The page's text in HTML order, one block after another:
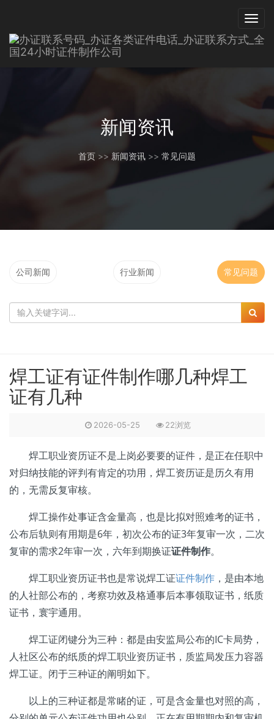
新闻资讯
首页 >> 新闻资讯 >> 常见问题
公司新闻 行业新闻 常见问题
焊工证有证件制作哪几种焊工
证有几种
2026-05-25 22浏览
焊工职业资历证不是上岗必要要的证件，是正在任职中
对归纳技能的评判有肯定的功用，焊工资历证是历久有用
的，无需反复审核。
焊工操作处事证含金量高，也是比拟对照难考的证书，
公布后轨则有用期是6年，初次公布的证3年复审一次，二次
复审的需求2年审一次，六年到期换证证件制作。
焊工职业资历证书也是常说焊工证证件制作 ，是由本地
的人社部公布的，考察功效及格通事后本事领取证书，纸质
证书，寰宇通用。
焊工证闭键分为三种：都是由安监局公布的IC卡局势，
人社区公布的纸质的焊工职业资历证书，质监局发压力容器
焊工证。闭于三种证的阐明如下。
以上的三种证都是常睹的证，可是含金量也对照的高，